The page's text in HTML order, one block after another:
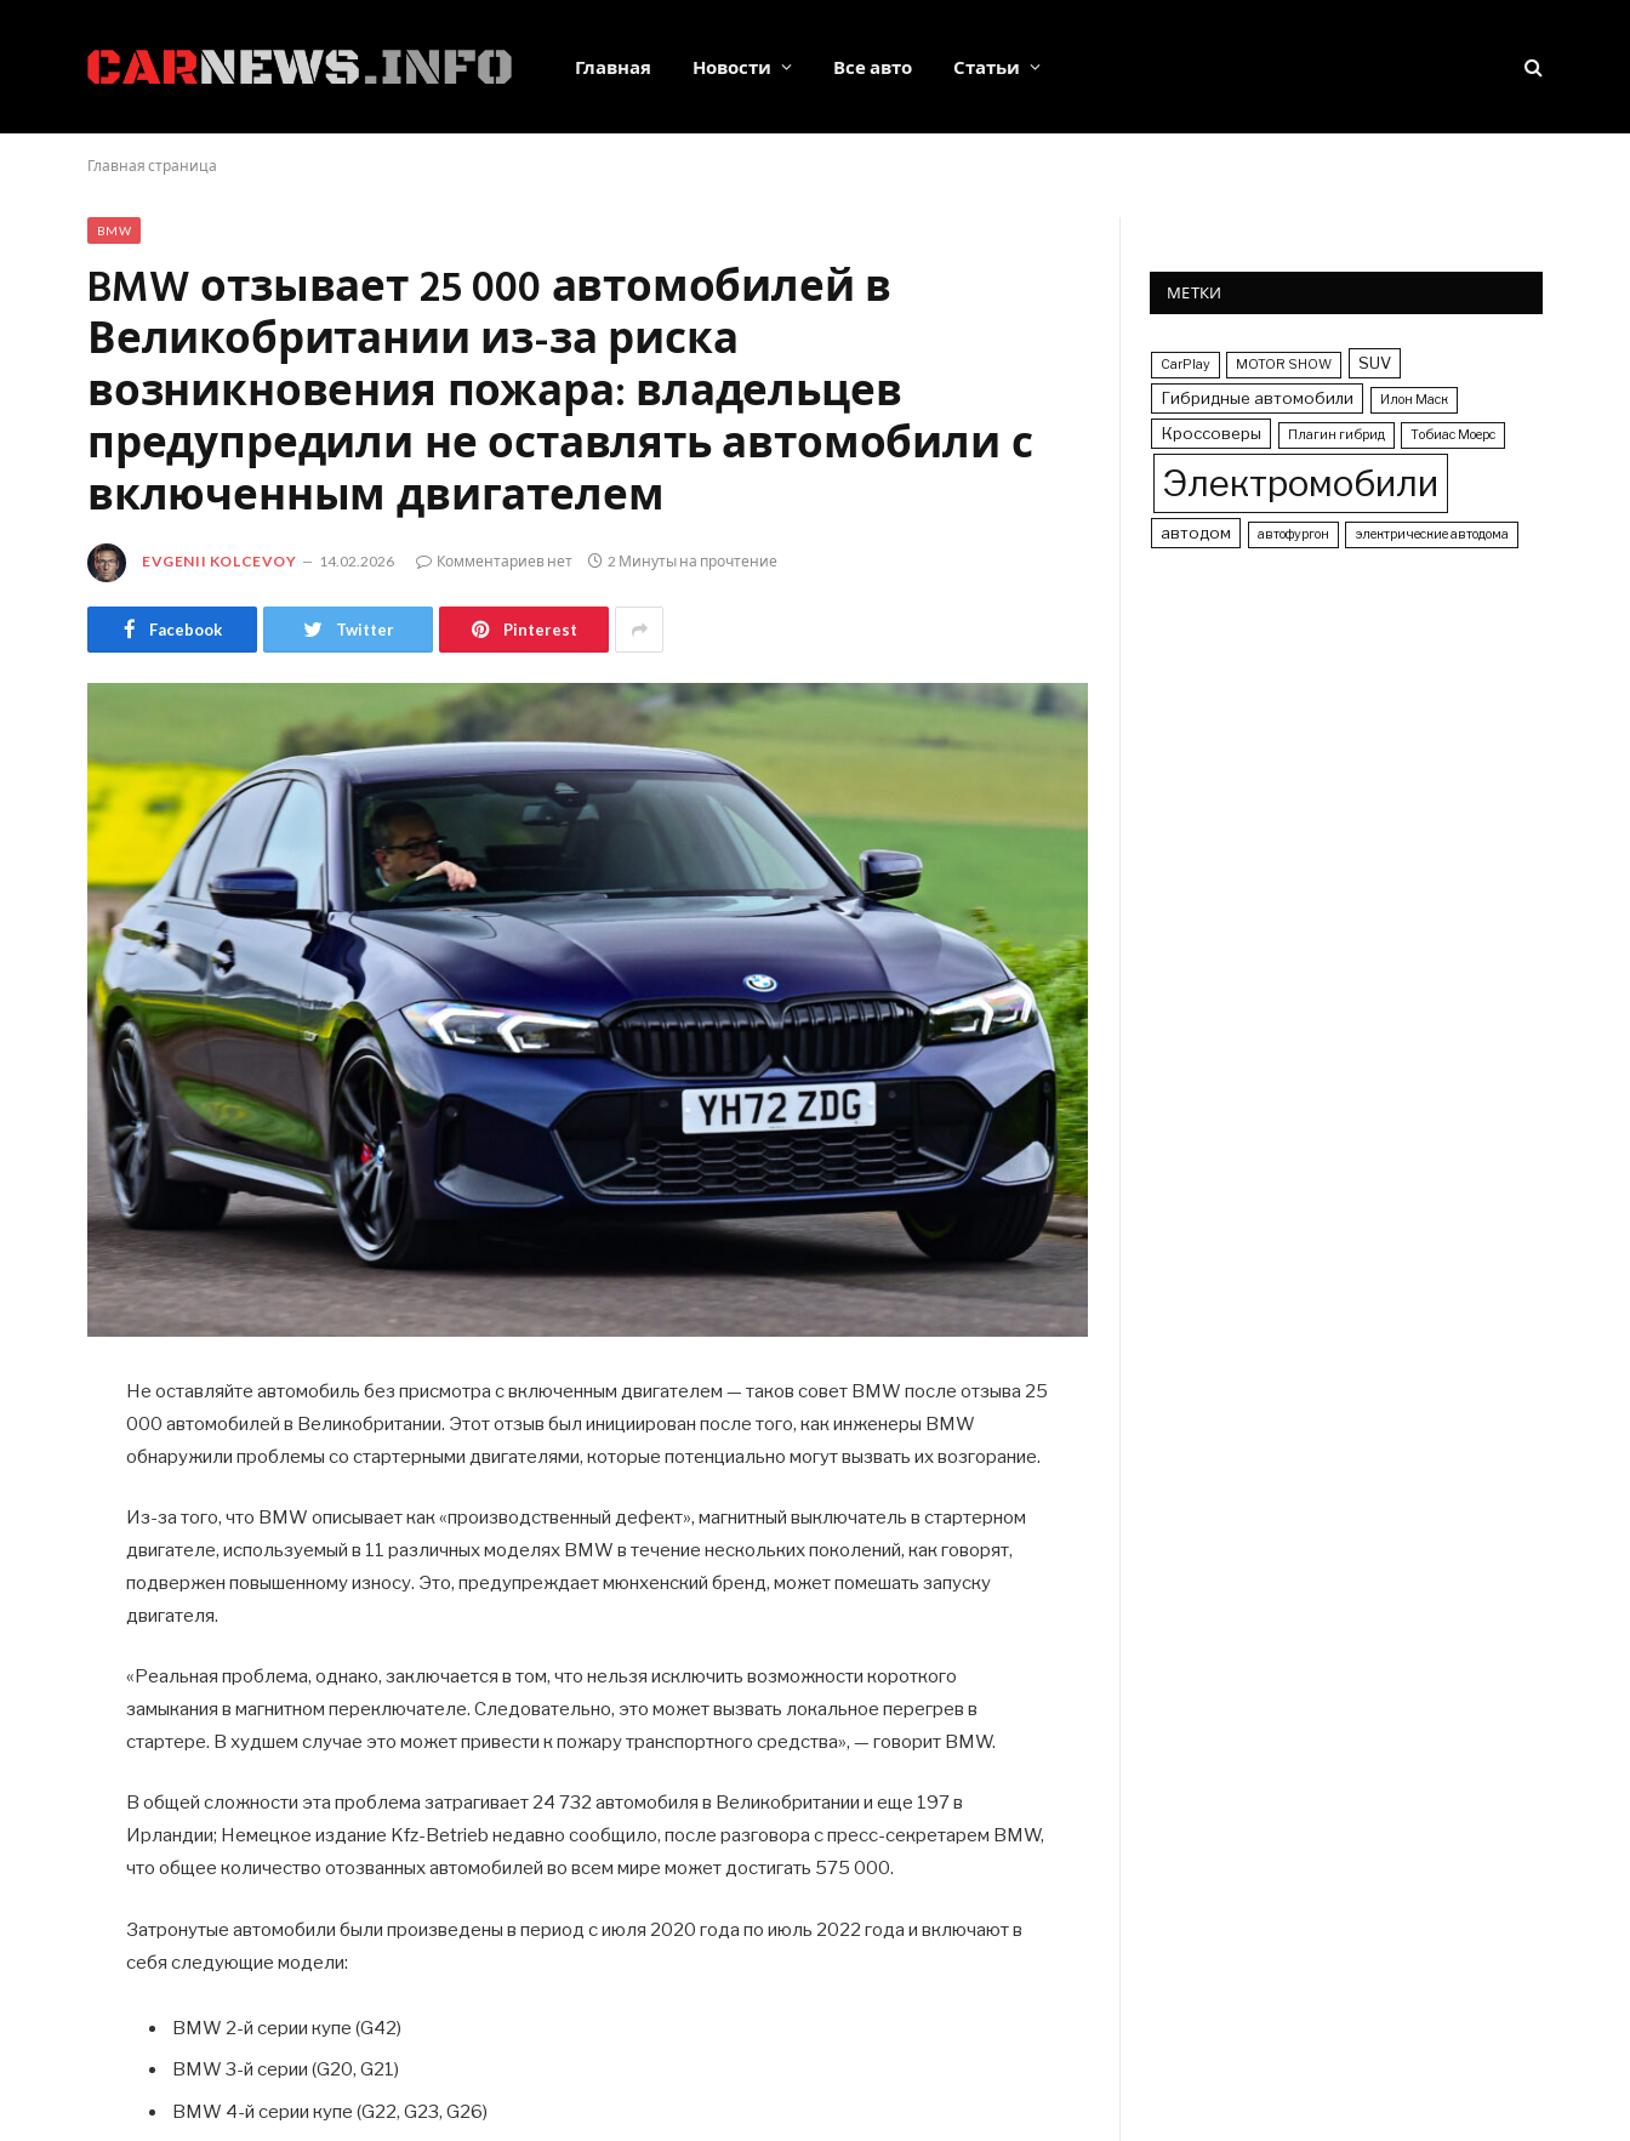
Главная Новости Все авто Статьи
Главная страница
BMW
BMW отзывает 25 000 автомобилей в
Великобритании из-за риска
возникновения пожара: владельцев
предупредили не оставлять автомобили с
включенным двигателем
EVGENII KOLCEVOY 14.02.2026 Комментариев нет 2 Минуты на прочтение
Facebook Twitter Pinterest
Не оставляйте автомобиль без присмотра с включенным двигателем — таков совет BMW после отзыва 25
000 автомобилей в Великобритании. Этот отзыв был инициирован после того, как инженеры BMW
обнаружили проблемы со стартерными двигателями, которые потенциально могут вызвать их возгорание.
Из-за того, что BMW описывает как «производственный дефект», магнитный выключатель в стартерном
двигателе, используемый в 11 различных моделях BMW в течение нескольких поколений, как говорят,
подвержен повышенному износу. Это, предупреждает мюнхенский бренд, может помешать запуску
двигателя.
«Реальная проблема, однако, заключается в том, что нельзя исключить возможности короткого
замыкания в магнитном переключателе. Следовательно, это может вызвать локальное перегрев в
стартере. В худшем случае это может привести к пожару транспортного средства», — говорит BMW.
В общей сложности эта проблема затрагивает 24 732 автомобиля в Великобритании и еще 197 в
Ирландии; Немецкое издание Kfz-Betrieb недавно сообщило, после разговора с пресс-секретарем BMW,
что общее количество отозванных автомобилей во всем мире может достигать 575 000.
Затронутые автомобили были произведены в период с июля 2020 года по июль 2022 года и включают в
себя следующие модели:
BMW 2-й серии купе (G42)
BMW 3-й серии (G20, G21)
BMW 4-й серии купе (G22, G23, G26)
МЕТКИ
CarPlay MOTOR SHOW
SUV
Гибридные автомобили
Илон Маск
Кроссоверы Плагин гибрид Тобиас Моерс
Электромобили
автодом автофургон электрические автодома